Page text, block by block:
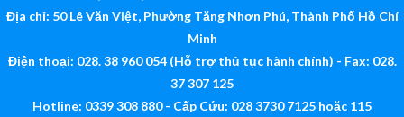
Địa chỉ: 50 Lê Văn Việt, Phường Tăng Nhơn Phú, Thành Phố Hồ Chí
Minh
Điện thoại: 028. 38 960 054 (Hỗ trợ thủ tục hành chính) - Fax: 028.
37 307 125
Hotline: 0339 308 880 - Cấp Cứu: 028 3730 7125 hoặc 115